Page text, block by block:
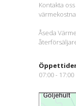
Kontakta
Åseda
07:00 - 17:00